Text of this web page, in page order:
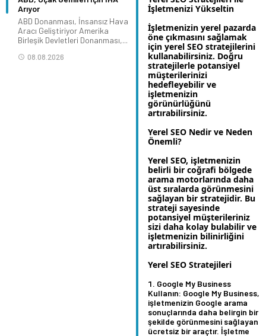
Arıyor
ABD Donanması, İnsansız Hava
Aracı Geliştiriyor Amerika
Birleşik Devletleri Donanması,...
08.08.2026
İşletmenizi Yükseltin
İşletmenizin yerel pazarda
öne çıkmasını sağlamak
için yerel SEO stratejilerini
kullanabilirsiniz. Doğru
stratejilerle potansiyel
müşterilerinizi
hedefleyebilir ve
işletmenizin
görünürlüğünü
artırabilirsiniz.
Yerel SEO Nedir ve Neden
Önemli?
Yerel SEO, işletmenizin
belirli bir coğrafi bölgede
arama motorlarında daha
üst sıralarda görünmesini
sağlayan bir stratejidir. Bu
strateji sayesinde
potansiyel müşterileriniz
sizi daha kolay bulabilir ve
işletmenizin bilinirliğini
artırabilirsiniz.
Yerel SEO Stratejileri
Google My Business
Kullanın: Google My Business,
işletmenizin Google arama
sonuçlarında daha belirgin bir
şekilde görünmesini sağlayan
ücretsiz bir araçtır. İşletme